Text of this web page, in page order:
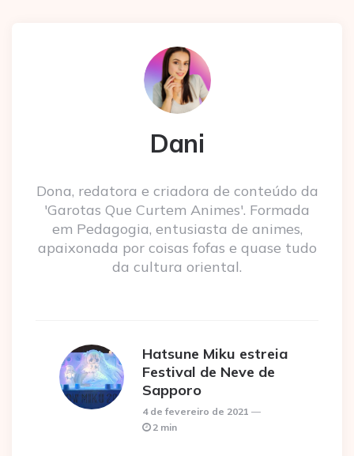
Dani
Dona, redatora e criadora de conteúdo da
'Garotas Que Curtem Animes'. Formada
em Pedagogia, entusiasta de animes,
apaixonada por coisas fofas e quase tudo
da cultura oriental.
Hatsune Miku estreia
Festival de Neve de
Sapporo
4 de fevereiro de 2021
2 min